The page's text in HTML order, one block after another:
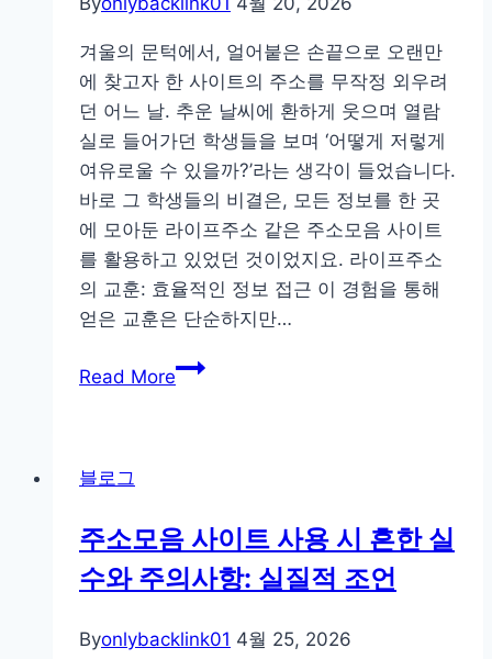
컨
설
팅
에
서
받
은
우
선
순
위
스
겨울의 문턱에서, 얼어붙은 손끝으로 오랜만
에 찾고자 한 사이트의 주소를 무작정 외우려
던 어느 날. 추운 날씨에 환하게 웃으며 열람
실로 들어가던 학생들을 보며 ‘어떻게 저렇게
여유로울 수 있을까?’라는 생각이 들었습니다.
바로 그 학생들의 비결은, 모든 정보를 한 곳
에 모아둔 라이프주소 같은 주소모음 사이트
를 활용하고 있었던 것이었지요. 라이프주소
의 교훈: 효율적인 정보 접근 이 경험을 통해
얻은 교훈은 단순하지만…
Read More계
화
하
라
블로그
주소모음 사이트 사용 시 흔한 실
수와 주의사항: 실질적 조언
Byonlybacklink01 4월 25, 2026